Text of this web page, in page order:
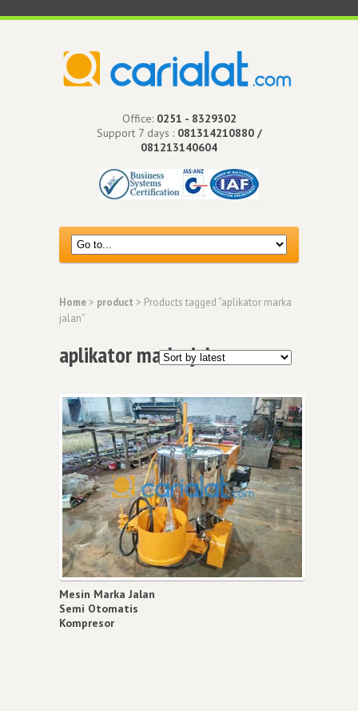
Office: 0251 - 8329302
Support 7 days : 081314210880 /
081213140604
Home > product > Products tagged “aplikator marka
jalan”
aplikator marka jalan
Mesin Marka Jalan
Semi Otomatis
Kompresor